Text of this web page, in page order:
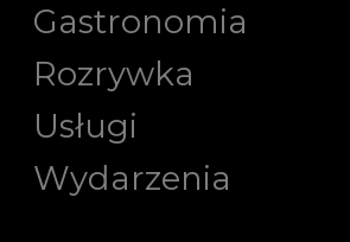
Gastronomia
Rozrywka
Usługi
Wydarzenia